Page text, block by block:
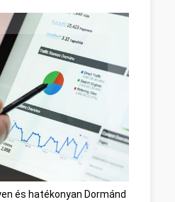
és hatékonyan Dormánd